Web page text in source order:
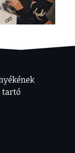
tartó